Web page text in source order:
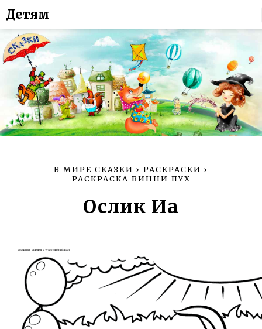
Детям
В МИРЕ СКАЗКИ › РАСКРАСКИ ›
РАСКРАСКА ВИННИ ПУХ
Ослик Иа